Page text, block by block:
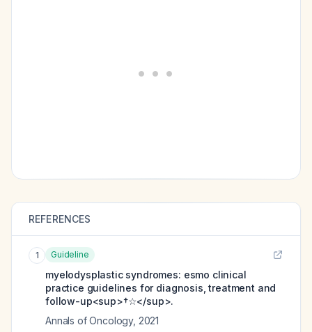
REFERENCES
1 Guideline
myelodysplastic syndromes: esmo clinical
practice guidelines for diagnosis, treatment and
follow-up<sup>†☆</sup>.
Annals of Oncology, 2021